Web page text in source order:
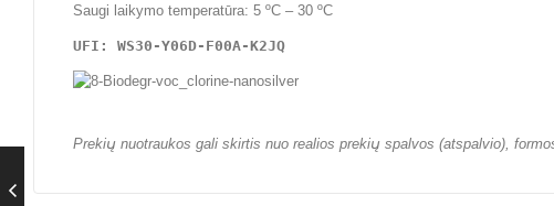
Saugi laikymo temperatūra: 5 ºC – 30 ºC
UFI: WS30-Y06D-F00A-K2JQ
Prekių nuotraukos gali skirtis nuo realios prekių spalvos (atspalvio),